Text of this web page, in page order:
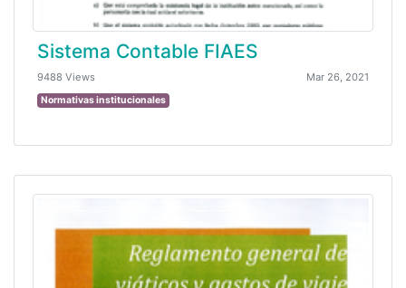
Sistema Contable FIAES
9488 Views Mar 26, 2021
Normativas institucionales